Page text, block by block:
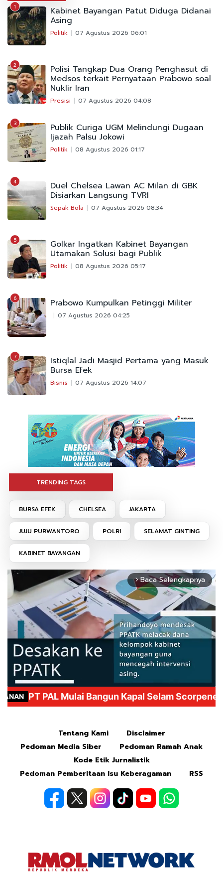
1 Kabinet Bayangan Patut Diduga Didanai
Asing
Politik 07 Agustus 2026 06:01
2 Polisi Tangkap Dua Orang Penghasut di
Medsos terkait Pernyataan Prabowo soal
Nuklir Iran
Presisi 07 Agustus 2026 04:08
3 Publik Curiga UGM Melindungi Dugaan
Ijazah Palsu Jokowi
Politik 08 Agustus 2026 01:17
4 Duel Chelsea Lawan AC Milan di GBK
Disiarkan Langsung TVRI
Sepak Bola 07 Agustus 2026 08:34
5 Golkar Ingatkan Kabinet Bayangan
Utamakan Solusi bagi Publik
Politik 08 Agustus 2026 05:17
6 Prabowo Kumpulkan Petinggi Militer
07 Agustus 2026 04:25
7 Istiqlal Jadi Masjid Pertama yang Masuk
Bursa Efek
Bisnis 07 Agustus 2026 14:07
TRENDING TAGS
BURSA EFEK CHELSEA JAKARTA
JUJU PURWANTORO POLRI SELAMAT GINTING
KABINET BAYANGAN
arrow_forward_ios Baca Selengkapnya
Tentang Kami
Disclaimer
Pedoman Media Siber
Pedoman Ramah Anak
Kode Etik Jurnalistik
Pedoman Pemberitaan Isu Keberagaman
RSS